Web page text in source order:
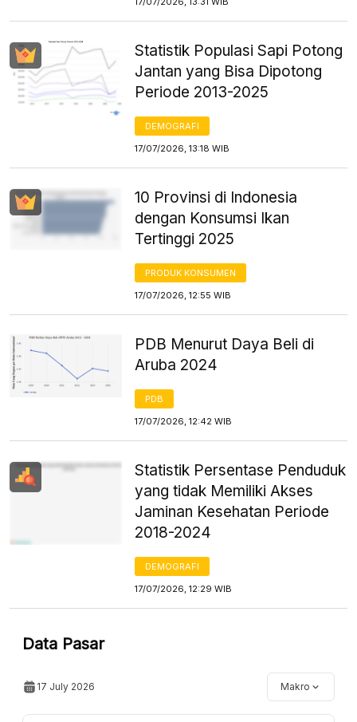
Statistik Populasi Sapi Potong
Jantan yang Bisa Dipotong
Periode 2013-2025
DEMOGRAFI
17/07/2026, 13:18 WIB
10 Provinsi di Indonesia
dengan Konsumsi Ikan
Tertinggi 2025
PRODUK KONSUMEN
17/07/2026, 12:55 WIB
PDB Menurut Daya Beli di
Aruba 2024
PDB
17/07/2026, 12:42 WIB
Statistik Persentase Penduduk
yang tidak Memiliki Akses
Jaminan Kesehatan Periode
2018-2024
DEMOGRAFI
17/07/2026, 12:29 WIB
Data Pasar
17 July 2026 Makro